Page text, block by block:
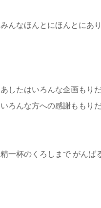
みんなほんとにほんとにあ
あしたはいろんな企画もり
いろんな方への感謝ももり
精一杯のくろしまで がんば